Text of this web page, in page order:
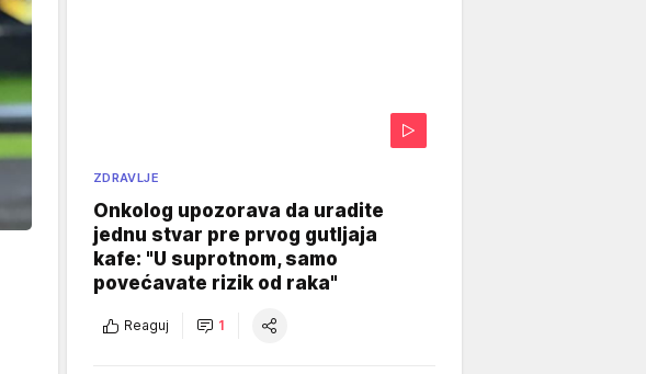
ZDRAVLJE
Onkolog upozorava da uradite
jednu stvar pre prvog gutljaja
kafe: "U suprotnom, samo
povećavate rizik od raka"
Reaguj 1